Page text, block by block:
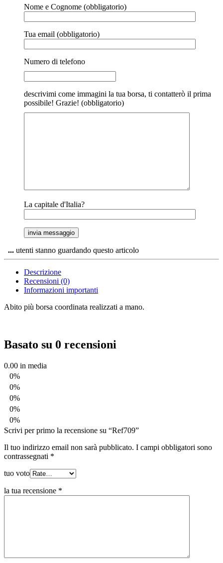
Nome e Cognome (obbligatorio)
Tua email (obbligatorio)
Numero di telefono
descrivimi come immagini la tua borsa, ti contatterò il prima
possibile! Grazie! (obbligatorio)
La capitale d'Italia?
... utenti stanno guardando questo articolo
Descrizione
Recensioni (0)
Informazioni importanti
Abito più borsa coordinata realizzati a mano.
Basato su 0 recensioni
0.00 in media
0%
0%
0%
0%
0%
Scrivi per primo la recensione su “Ref709”
Il tuo indirizzo email non sarà pubblicato. I campi obbligatori sono
contrassegnati *
tuo voto
la tua recensione *